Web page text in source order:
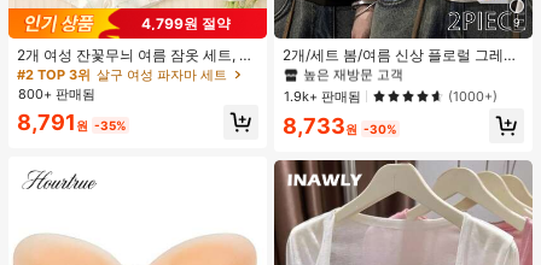
4,799원 절약
2개 여성 잔꽃무늬 여름 잠옷 세트, 반
팔 버튼업 셔츠 및 반바지, 캐주얼 라
운지웨어
#2 TOP 3위 살구 여성 파자마 세트
800+ 판매됨
8,791 원 -35%
9
2개/세트 봄/여름 신상 플로럴 그레이
+ 블랙 반팔 티셔츠, 여성 슬림핏 솔리
드 컬러 언더셔츠 캐주얼
#2 TOP 3위
에서 피부 친화적 여성 상의, 블라우스 & 티
높은 재방문 고객
#2 TOP 3위
에서 피부 친화적 여성 상의, 블라우스 & 티
높은 재방문 고객
#2 TOP 3위
에서 피부 친화적 여성 상의, 블라우스 & 티
높은 재방문 고객
#2 TOP 3위
에서 피부 친화적 여성 상의, 블라우스 & 티
높은 재방문 고객
1.9k+ 판매됨 (1000+)
8,733원 -30%